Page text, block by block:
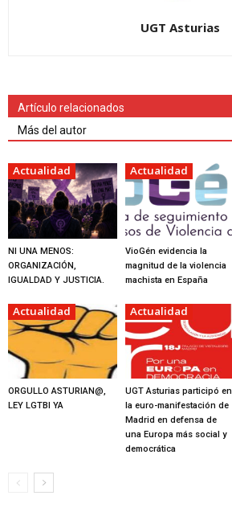
UGT Asturias
Artículo relacionados
Más del autor
Actualidad
NI UNA MENOS:
ORGANIZACIÓN,
IGUALDAD Y JUSTICIA.
Actualidad
VioGén evidencia la
magnitud de la violencia
machista en España
Actualidad
ORGULLO ASTURIAN@,
LEY LGTBI YA
Actualidad
UGT Asturias participó en
la euro-manifestación de
Madrid en defensa de
una Europa más social y
democrática